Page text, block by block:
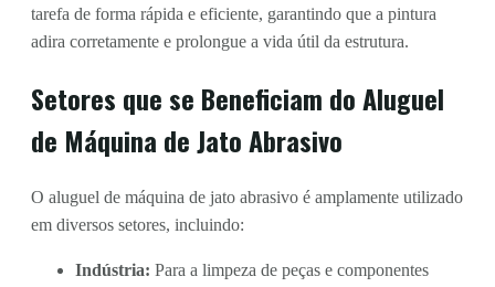
tarefa de forma rápida e eficiente, garantindo que a pintura
adira corretamente e prolongue a vida útil da estrutura.
Setores que se Beneficiam do Aluguel
de Máquina de Jato Abrasivo
O aluguel de máquina de jato abrasivo é amplamente utilizado
em diversos setores, incluindo:
Indústria: Para a limpeza de peças e componentes